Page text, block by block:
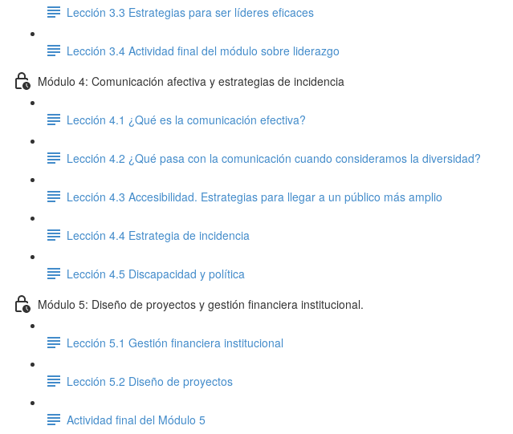
Lección 3.3 Estrategias para ser líderes eficaces
Lección 3.4 Actividad final del módulo sobre liderazgo
Módulo 4: Comunicación afectiva y estrategias de incidencia
Lección 4.1 ¿Qué es la comunicación efectiva?
Lección 4.2 ¿Qué pasa con la comunicación cuando consideramos la diversidad?
Lección 4.3 Accesibilidad. Estrategias para llegar a un público más amplio
Lección 4.4 Estrategia de incidencia
Lección 4.5 Discapacidad y política
Módulo 5: Diseño de proyectos y gestión financiera institucional.
Lección 5.1 Gestión financiera institucional
Lección 5.2 Diseño de proyectos
Actividad final del Módulo 5